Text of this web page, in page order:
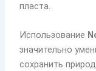
пласта.
Использование
значительно
сохранить